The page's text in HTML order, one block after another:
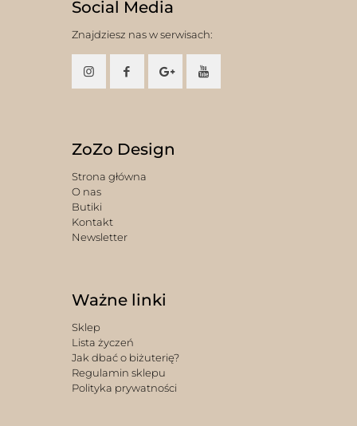
Social Media
Znajdziesz nas w serwisach:
ZoZo Design
Strona główna
O nas
Butiki
Kontakt
Newsletter
Ważne linki
Sklep
Lista życzeń
Jak dbać o biżuterię?
Regulamin sklepu
Polityka prywatności